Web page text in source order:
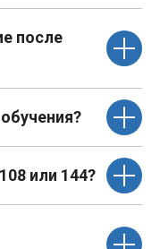
после
или 144?